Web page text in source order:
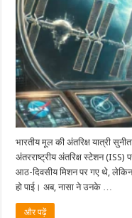
भारतीय मूल की अंतरिक्ष यात्री
अंतरराष्ट्रीय अंतरिक्ष स्टेशन
आठ-दिवसीय मिशन पर गए थे,
हो पाई। अब, नासा ने उनके …
और पढ़ें